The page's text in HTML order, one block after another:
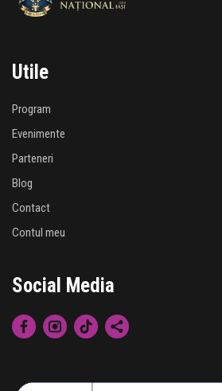
Utile
Program
Evenimente
Parteneri
Blog
Contact
Contul meu
Social Media